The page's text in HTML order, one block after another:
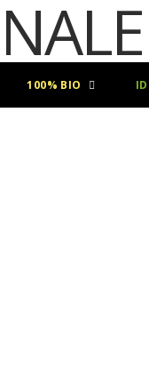
100% BIO